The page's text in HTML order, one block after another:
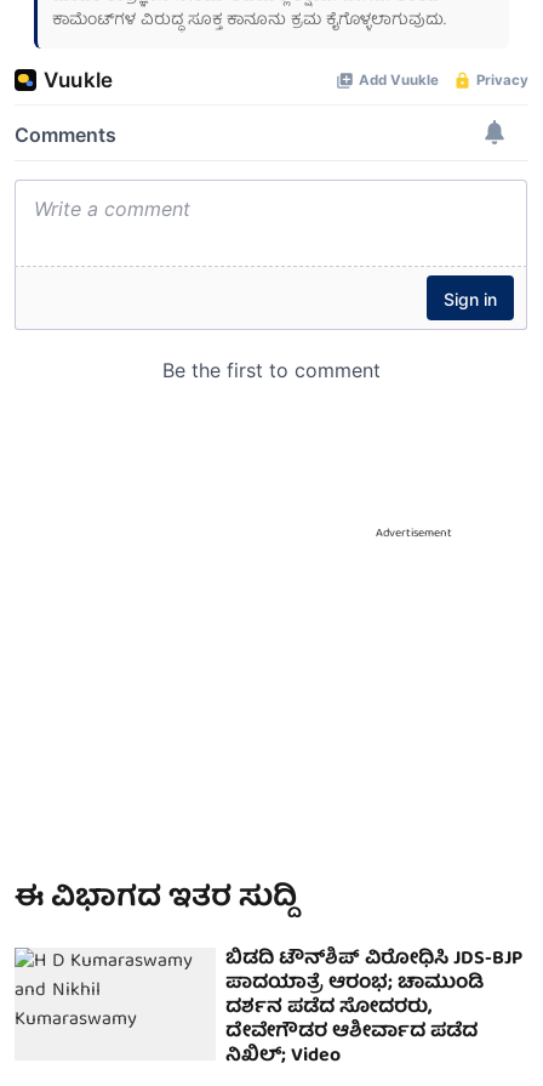
ಕಾಮೆಂಟ್‌ಗಳ ವಿರುದ್ಧ ಸೂಕ್ತ ಕಾನೂನು ಕ್ರಮ ಕೈಗೊಳ್ಳಲಾಗುವುದು.
Advertisement
ಈ ವಿಭಾಗದ ಇತರ ಸುದ್ದಿ
ಬಿಡದಿ ಟೌನ್‌ಶಿಪ್​ ವಿರೋಧಿಸಿ JDS-BJP
ಪಾದಯಾತ್ರೆ ಆರಂಭ; ಚಾಮುಂಡಿ
ದರ್ಶನ ಪಡೆದ ಸೋದರರು,
ದೇವೇಗೌಡರ ಆಶೀರ್ವಾದ ಪಡೆದ
ನಿಖಿಲ್; Video